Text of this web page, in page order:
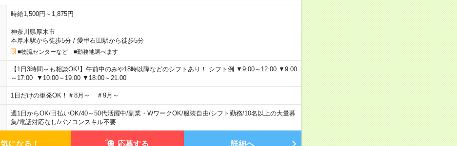
時給1,500円～1,875円
神奈川県厚木市
本厚木駅から徒歩5分/ 愛甲石田駅から徒歩5分
■物流センターなど ■勤務地選べます
【1日3時間～も相談OK!】午前中のみや18時以降などのシフトあり！ シフト例 ▼9:00～12:00 ▼9:00
～17:00 ▼10:00～19:00 ▼18:00～21:00
1日だけの単発OK！＃8月～ ＃9月～
週1日からOK/日払いOK/40～50代活躍中/副業・WワークOK/服装自由/シフト勤務/10名以上の大量募
集/電話対応なし/パソコンスキル不要
気になる！ 応募する 詳細へ